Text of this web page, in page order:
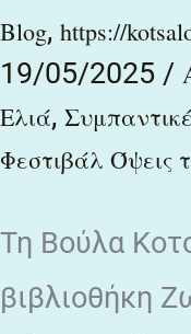
Blog, https://
19/05/2025 /
Ελιά,
Φεστιβάλ Όψεις
Τη Βούλα
βιβλιοθήκη
της
Αικατερίνης
Παπαγεωργίου